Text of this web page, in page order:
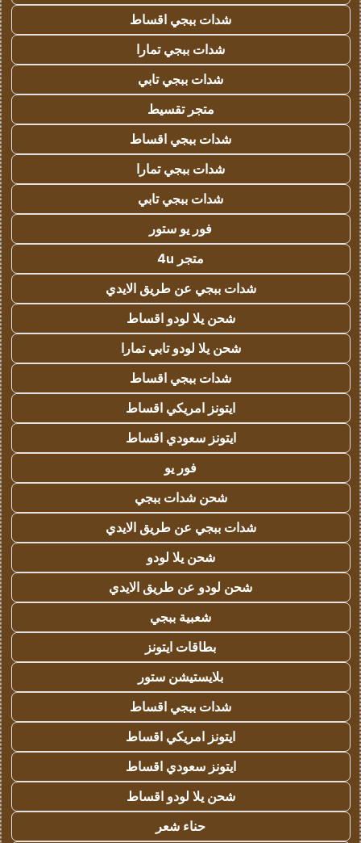
شدات ببجي اقساط
شدات ببجي تمارا
شدات ببجي تابي
متجر تقسيط
شدات ببجي اقساط
شدات ببجي تمارا
شدات ببجي تابي
فور يو ستور
متجر 4u
شدات ببجي عن طريق الايدي
شحن يلا لودو اقساط
شحن يلا لودو تابي تمارا
شدات ببجي اقساط
ايتونز امريكي اقساط
ايتونز سعودي اقساط
فور يو
شحن شدات ببجي
شدات ببجي عن طريق الايدي
شحن يلا لودو
شحن لودو عن طريق الايدي
شعبية ببجي
بطاقات ايتونز
بلايستيشن ستور
شدات ببجي اقساط
ايتونز امريكي اقساط
ايتونز سعودي اقساط
شحن يلا لودو اقساط
حناء شعر